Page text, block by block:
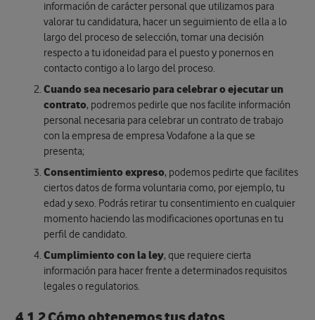
información de carácter personal que utilizamos para
valorar tu candidatura, hacer un seguimiento de ella a lo
largo del proceso de selección, tomar una decisión
respecto a tu idoneidad para el puesto y ponernos en
contacto contigo a lo largo del proceso.
Cuando sea necesario para celebrar o ejecutar un
contrato, podremos pedirle que nos facilite información
personal necesaria para celebrar un contrato de trabajo
con la empresa de empresa Vodafone a la que se
presenta;
Consentimiento expreso, podemos pedirte que facilites
ciertos datos de forma voluntaria como, por ejemplo, tu
edad y sexo. Podrás retirar tu consentimiento en cualquier
momento haciendo las modificaciones oportunas en tu
perfil de candidato.
Cumplimiento con la ley, que requiere cierta
información para hacer frente a determinados requisitos
legales o regulatorios.